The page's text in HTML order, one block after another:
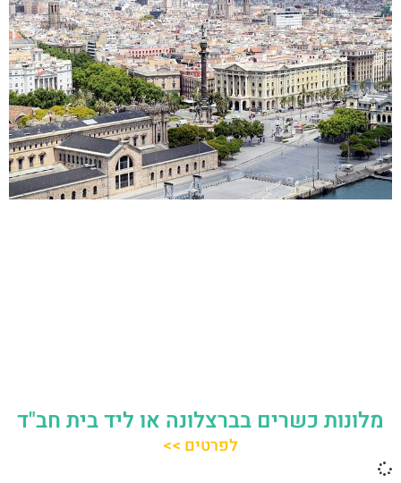
מלונות כשרים בברצלונה או ליד בית חב"ד
לפרטים >>